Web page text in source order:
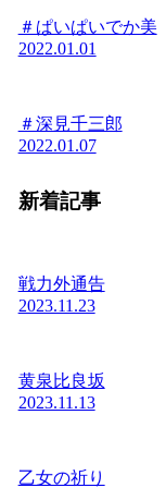
＃ぱいぱいでか美
2022.01.01
＃深見千三郎
2022.01.07
新着記事
戦力外通告
2023.11.23
黄泉比良坂
2023.11.13
乙女の祈り